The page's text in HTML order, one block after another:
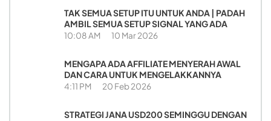
TAK SEMUA SETUP ITU UNTUK ANDA | PADAH
AMBIL SEMUA SETUP SIGNAL YANG ADA
10:08 AM 10 Mar 2026
MENGAPA ADA AFFILIATE MENYERAH AWAL
DAN CARA UNTUK MENGELAKKANNYA
4:11 PM 20 Feb 2026
STRATEGI JANA USD200 SEMINGGU DENGAN